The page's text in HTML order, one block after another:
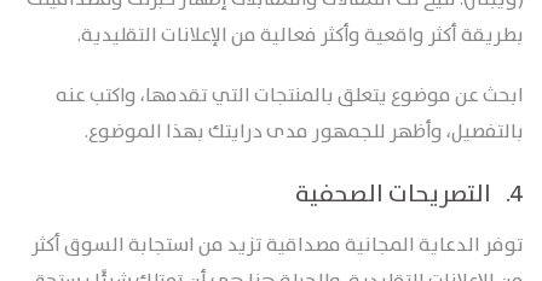
بطريقة أكثر واقعية وأكثر فعالية من الإعلانات التقليدية.
ابحث عن موضوع يتعلق بالمنتجات التي تقدمها، واكتب عنه
بالتفصيل، وأظهر للجمهور مدى درايتك بهذا الموضوع.
4. التصريحات الصحفية
توفر الدعاية المجانية مصداقية تزيد من استجابة السوق أكثر